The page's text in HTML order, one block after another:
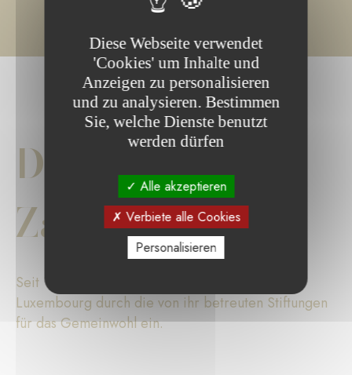
Die wichtigsten
Zahlen
Seit 17 Jahren setzt sich die Fondation de
Luxembourg durch die von ihr betreuten Stiftungen
für das Gemeinwohl ein.
Diese Webseite verwendet
'Cookies' um Inhalte und
Anzeigen zu personalisieren
und zu analysieren. Bestimmen
Sie, welche Dienste benutzt
werden dürfen
Alle akzeptieren
Verbiete alle Cookies
Personalisieren